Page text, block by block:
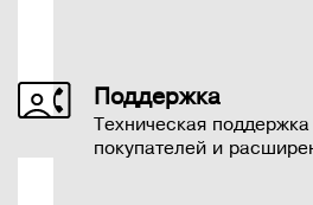
Поддержка
Техническая
покупателей и